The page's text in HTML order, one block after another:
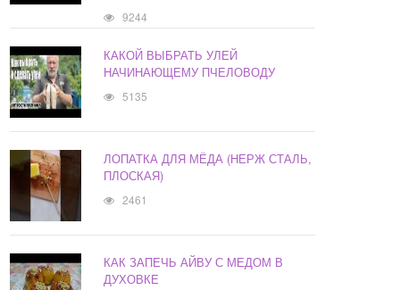
9244
КАКОЙ ВЫБРАТЬ УЛЕЙ
НАЧИНАЮЩЕМУ ПЧЕЛОВОДУ
5135
ЛОПАТКА ДЛЯ МЁДА (НЕРЖ СТАЛЬ,
ПЛОСКАЯ)
2461
КАК ЗАПЕЧЬ АЙВУ С МЕДОМ В
ДУХОВКЕ